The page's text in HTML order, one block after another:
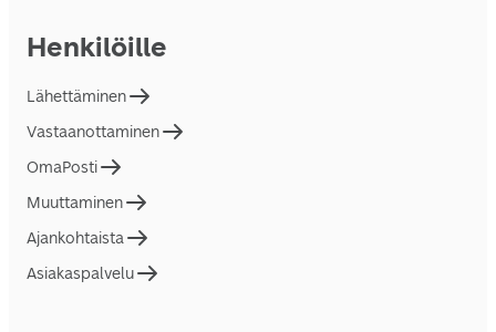
Henkilöille
Lähettäminen
Vastaanottaminen
OmaPosti
Muuttaminen
Ajankohtaista
Asiakaspalvelu